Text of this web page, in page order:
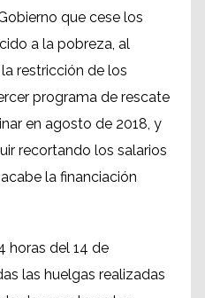
que cese los
a la pobreza, al
restricción de los
programa de rescate
en agosto de 2018, y
recortando los salarios
la financiación
horas del 14 de
las huelgas realizadas